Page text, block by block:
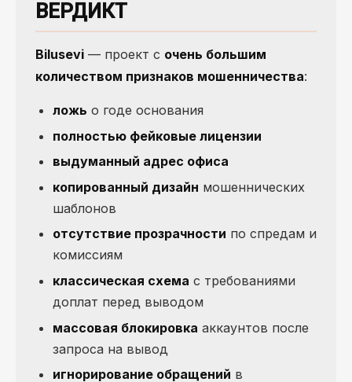
ВЕРДИКТ
Bilusevi — проект с очень большим
количеством признаков мошенничества:
ложь о годе основания
полностью фейковые лицензии
выдуманный адрес офиса
копированный дизайн мошеннических
шаблонов
отсутствие прозрачности по спредам и
комиссиям
классическая схема с требованиями
доплат перед выводом
массовая блокировка аккаунтов после
запроса на вывод
игнорирование обращений в